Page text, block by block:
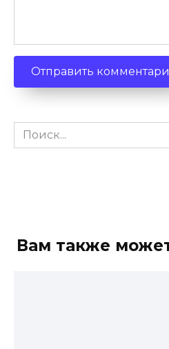
Search
for:
Вам также